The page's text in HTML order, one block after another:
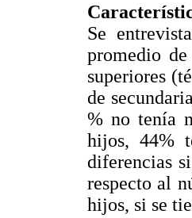
Se
promedio
superiores
de
% no tenía
hijos, 44%
diferencias
respecto al
hijos, si se